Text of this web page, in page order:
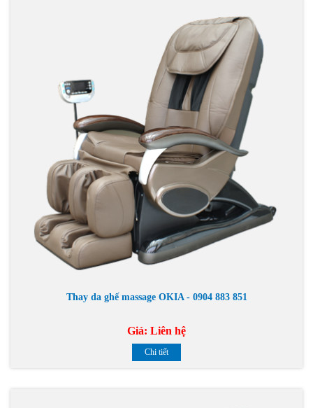
Thay da ghế massage OKIA - 0904 883 851
Giá: Liên hệ
Chi tiết